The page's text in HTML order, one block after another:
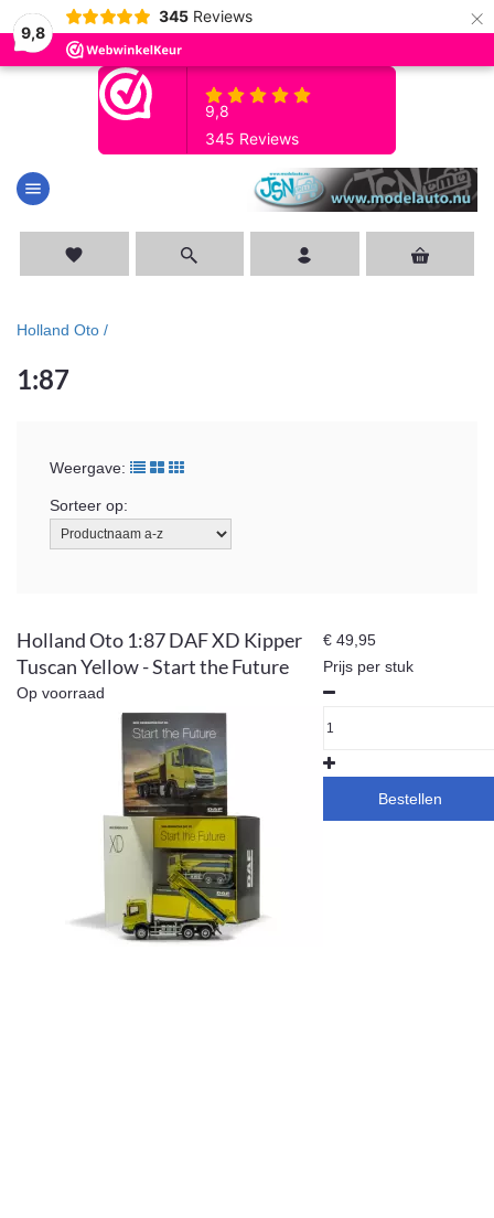
9,8
345 Reviews ×
menu
favorite
Holland Oto /
1:87
Weergave:
Sorteer op:
Holland Oto 1:87 DAF XD Kipper
Tuscan Yellow - Start the Future
Op voorraad
€ 49,95
Prijs per stuk
Bestellen